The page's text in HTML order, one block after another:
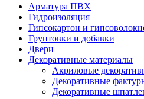
Арматура ПВХ
Гидроизоляция
Гипсокартон и
Грунтовки и добавки
Двери
Декоративные материалы
Акриловые
Декоративные
Декоративные